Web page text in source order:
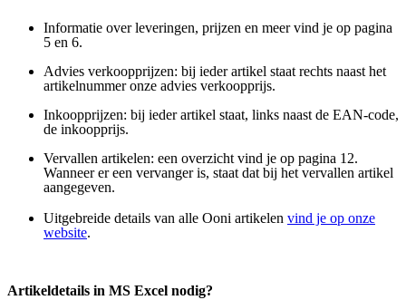
Informatie over leveringen, prijzen en meer vind je op pagina
5 en 6.
Advies verkoopprijzen: bij ieder artikel staat rechts naast het
artikelnummer onze advies verkoopprijs.
Inkoopprijzen: bij ieder artikel staat, links naast de EAN-code,
de inkoopprijs.
Vervallen artikelen: een overzicht vind je op pagina 12.
Wanneer er een vervanger is, staat dat bij het vervallen artikel
aangegeven.
Uitgebreide details van alle Ooni artikelen vind je op onze
website.
Artikeldetails in MS Excel nodig?